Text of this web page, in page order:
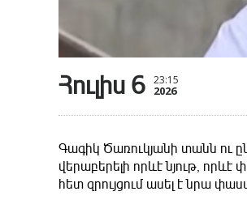
Հուլիս 6 23:15
2026
Գագիկ Ծառուկյանի տանն ու
վերաբերելի որևէ նյութ,
հետ զրույցում ասել է նրա